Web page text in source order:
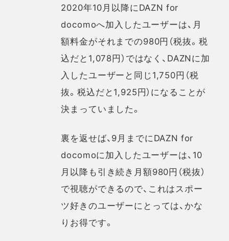
2020年10月以降にDAZN for
docomoへ加入したユーザーは、月
額料金がそれまでの980円（税抜。税
込だと1,078円）ではなく、DAZNに加
入したユーザーと同じ1,750円（税
抜。税込だと1,925円）になることが
決まっていました。
裏を返せば、9月までにDAZN for
docomoに加入したユーザーは、10
月以降も引き続き月額980円（税抜）
で視聴ができるので、これはスポー
ツ好きのユーザーにとっては、かな
りお得です。